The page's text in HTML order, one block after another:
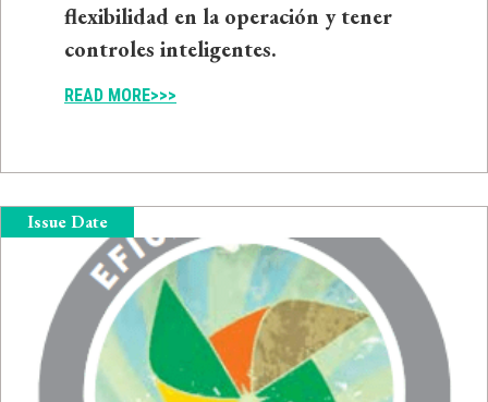
flexibilidad en la operación y tener
controles inteligentes.
READ MORE>>>
Issue Date